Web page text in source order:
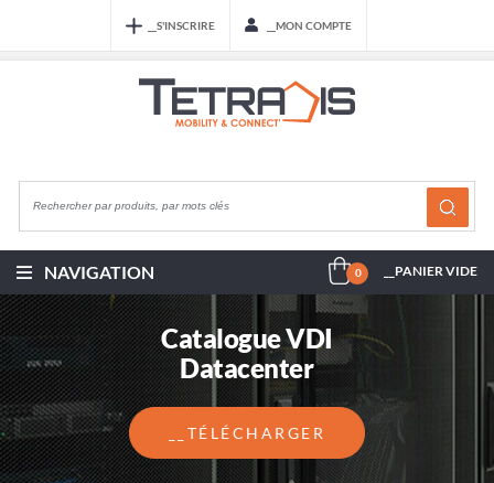
__S'INSCRIRE __MON COMPTE
NAVIGATION 0 __PANIER VIDE
Catalogue VDI
Datacenter
__TÉLÉCHARGER